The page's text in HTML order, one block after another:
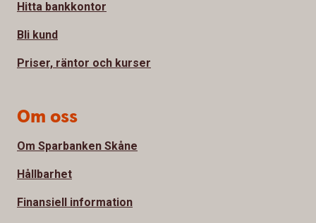
Hitta bankkontor
Bli kund
Priser, räntor och kurser
Om oss
Om Sparbanken Skåne
Hållbarhet
Finansiell information